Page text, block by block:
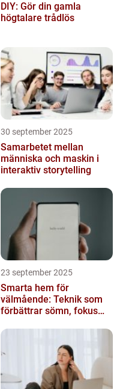
DIY: Gör din gamla
högtalare trådlös
30 september 2025
Samarbetet mellan
människa och maskin i
interaktiv storytelling
23 september 2025
Smarta hem för
välmående: Teknik som
förbättrar sömn, fokus